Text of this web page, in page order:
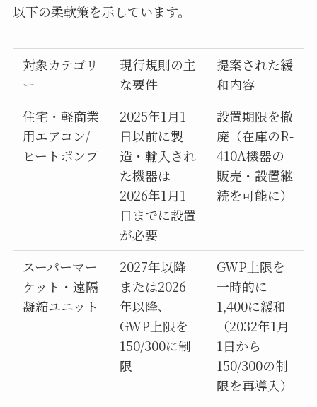
以下の柔軟策を示しています。
対象カテゴリ
ー
現行規則の主
な要件
提案された緩
和内容
住宅・軽商業
用エアコン/
ヒートポンプ
2025年1月1
日以前に製
造・輸入され
た機器は
2026年1月1
日までに設置
が必要
設置期限を撤
廃（在庫のR-
410A機器の
販売・設置継
続を可能に）
スーパーマー
ケット・遠隔
凝縮ユニット
2027年以降
または2026
年以降、
GWP上限を
150/300に制
限
GWP上限を
一時的に
1,400に緩和
（2032年1月
1日から
150/300の制
限を再導入）